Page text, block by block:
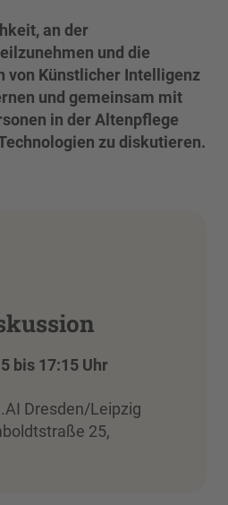
an der
und die
von Künstlicher Intelligenz
und gemeinsam mit
in der Altenpflege
zu diskutieren.
bis 17:15 Uhr
Dresden/Leipzig
25,